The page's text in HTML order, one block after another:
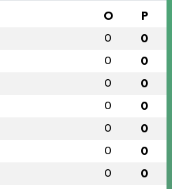
O P
0 0
0 0
0 0
0 0
0 0
0 0
0 0